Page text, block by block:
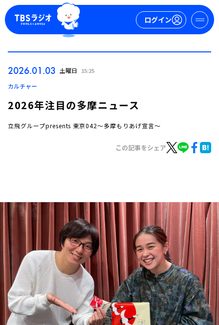
ログイン
トピックス
TBS Podcast
お知らせ
イベント・グッズ
YouTube
会社情報
2026.01.03 土曜日 15:25
カルチャー
2026年注目の多摩ニュース
立飛グループpresents 東京042～多摩もりあげ宣言～
この記事をシェア